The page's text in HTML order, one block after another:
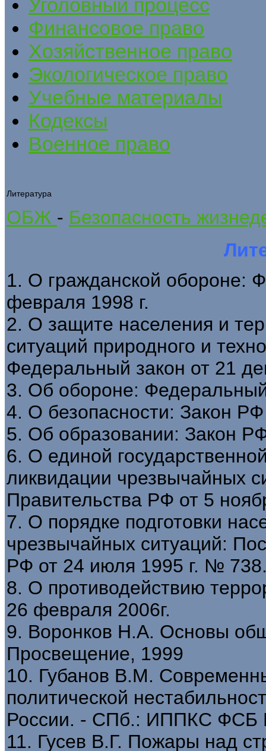
Уголовный процесс
Финансовое право
Хозяйственное право
Экологическое право
Учебные материалы
Кодексы
Военное право
Литература
ОБЖ - Безопасность
1. О гражданской обороне:
февраля 1998 г.
2. О защите населения и
ситуаций природного и
Федеральный закон от 21
3. Об обороне:
4. О безопасности: Закон
5. Об образовании: Закон
6. О единой
ликвидации чрезвычайных
Правительства РФ от 5
7. О порядке подготовки
чрезвычайных ситуаций:
РФ от 24 июля 1995 г. №
8. О противодействию
26 февраля 2006г.
9. Воронков Н.А. Основы
Просвещение, 1999
10. Губанов В.М.
политической
России. - СПб.: ИППКС ФСБ
11. Гусев В.Г. Пожары над